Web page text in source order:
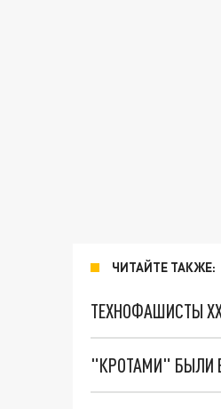
ЧИТАЙТЕ ТАКЖЕ:
ТЕХНОФАШИСТЫ
"КРОТАМИ" БЫЛИ